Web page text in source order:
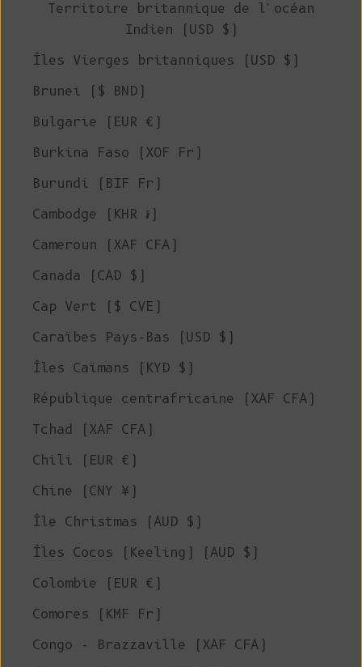
Territoire britannique de l'océan
Indien (USD $)
Îles Vierges britanniques (USD $)
Brunei ($ BND)
Bulgarie (EUR €)
Burkina Faso (XOF Fr)
Burundi (BIF Fr)
Cambodge (KHR ៛)
Cameroun (XAF CFA)
Canada (CAD $)
Cap Vert ($ CVE)
Caraïbes Pays-Bas (USD $)
Îles Caïmans (KYD $)
République centrafricaine (XAF CFA)
Tchad (XAF CFA)
Chili (EUR €)
Chine (CNY ¥)
Île Christmas (AUD $)
Îles Cocos (Keeling) (AUD $)
Colombie (EUR €)
Comores (KMF Fr)
Congo - Brazzaville (XAF CFA)